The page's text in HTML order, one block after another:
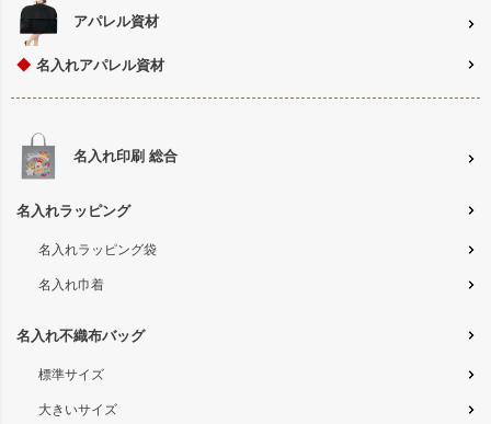
アパレル資材
◆ 名入れアパレル資材
名入れ印刷 総合
名入れラッピング
名入れラッピング袋
名入れ巾着
名入れ不織布バッグ
標準サイズ
大きいサイズ